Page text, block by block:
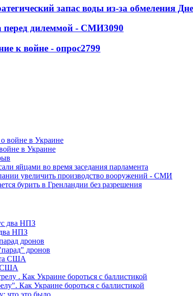
запас воды из-за обмеления
перед дилеммой - СМИ3090
к войне - опрос2799
в Украине
яйцами во время заседания парламента
увеличить производство вооружений - СМИ
бурить в Гренландии без разрешения
НПЗ
дронов
США
Как Украине бороться с баллистикой